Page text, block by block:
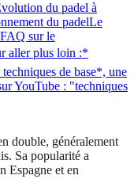
du padel à
du padelLe
FAQ sur le
aller plus loin :*
de base*, une
YouTube : "techniques
double, généralement
Sa popularité a
Espagne et en